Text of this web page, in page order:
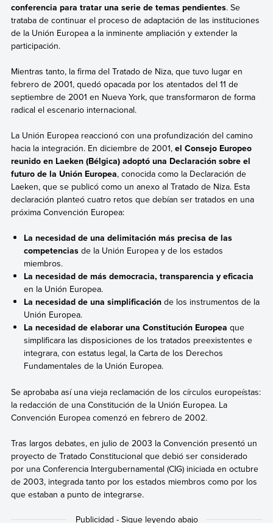
conferencia para tratar una serie de temas pendientes. Se
trataba de continuar el proceso de adaptación de las instituciones
de la Unión Europea a la inminente ampliación y extender la
participación.
Mientras tanto, la firma del Tratado de Niza, que tuvo lugar en
febrero de 2001, quedó opacada por los atentados del 11 de
septiembre de 2001 en Nueva York, que transformaron de forma
radical el escenario internacional.
La Unión Europea reaccionó con una profundización del camino
hacia la integración. En diciembre de 2001, el Consejo Europeo
reunido en Laeken (Bélgica) adoptó una Declaración sobre el
futuro de la Unión Europea, conocida como la Declaración de
Laeken, que se publicó como un anexo al Tratado de Niza. Esta
declaración planteó cuatro retos que debían ser tratados en una
próxima Convención Europea:
La necesidad de una delimitación más precisa de las
competencias de la Unión Europea y de los estados
miembros.
La necesidad de más democracia, transparencia y eficacia
en la Unión Europea.
La necesidad de una simplificación de los instrumentos de la
Unión Europea.
La necesidad de elaborar una Constitución Europea que
simplificara las disposiciones de los tratados preexistentes e
integrara, con estatus legal, la Carta de los Derechos
Fundamentales de la Unión Europea.
Se aprobaba así una vieja reclamación de los círculos europeístas:
la redacción de una Constitución de la Unión Europea. La
Convención Europea comenzó en febrero de 2002.
Tras largos debates, en julio de 2003 la Convención presentó un
proyecto de Tratado Constitucional que debió ser considerado
por una Conferencia Intergubernamental (CIG) iniciada en octubre
de 2003, integrada tanto por los estados miembros como por los
que estaban a punto de integrarse.